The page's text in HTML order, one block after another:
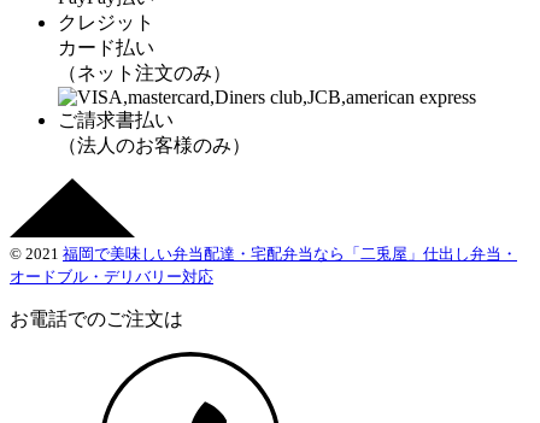
クレジット
カード払い
（ネット注文のみ）
ご請求書払い
（法人のお客様のみ）
© 2021 福岡で美味しい弁当配達・宅配弁当なら「二兎屋」仕出し弁当・
オードブル・デリバリー対応
お電話でのご注文は